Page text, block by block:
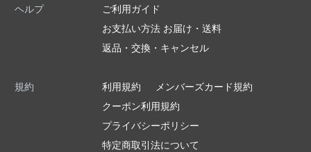
ヘルプ
ご利用ガイド
お支払い方法 お届け・送料
返品・交換・キャンセル
規約 利用規約
メンバーズカード規約
クーポン利用規約
プライバシーポリシー
特定商取引法について